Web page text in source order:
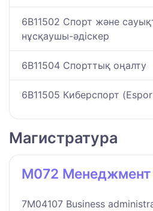
6B11502 Спорт және
нұсқаушы-әдіскер
6B11504 Спорттық оңалту
6B11505 Киберспорт
Магистратура
M072 Менеджмент
7M04107 Business